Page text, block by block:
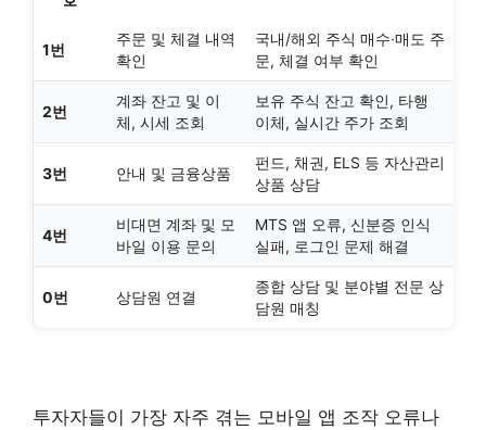
1번
주문 및 체결 내역
확인
국내/해외 주식 매수·매도 주
문, 체결 여부 확인
2번
계좌 잔고 및 이
체, 시세 조회
보유 주식 잔고 확인, 타행
이체, 실시간 주가 조회
3번 안내 및 금융상품
펀드, 채권, ELS 등 자산관리
상품 상담
4번
비대면 계좌 및 모
바일 이용 문의
MTS 앱 오류, 신분증 인식
실패, 로그인 문제 해결
0번 상담원 연결
종합 상담 및 분야별 전문 상
담원 매칭
투자자들이 가장 자주 겪는 모바일 앱 조작 오류나